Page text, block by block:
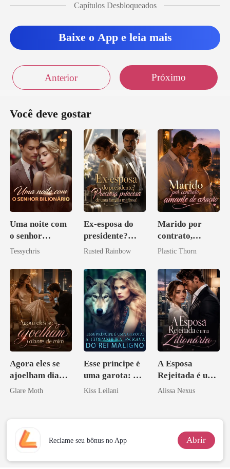
Capítulos Desbloqueados
Baixe o App e leia mais
Anterior Próximo
Você deve gostar
Uma noite com
o senhor
Bilionário
Tessychris
Ex-esposa do
presidente?
Preciosa
família
mafiosa!
Rusted Rainbow
Marido por
contrato,
amante de
Plastic Thorn
Agora eles se
ajoelham diante
de mim
Glare Moth
Esse príncipe é
uma garota: A
companheira
Kiss Leilani
A Esposa
Rejeitada é uma
Zilionária
Alissa Nexus
Reclame seu bônus no App Abrir